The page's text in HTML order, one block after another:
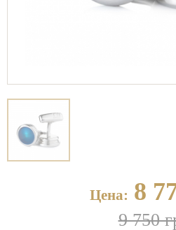
Цена: 8
9 750